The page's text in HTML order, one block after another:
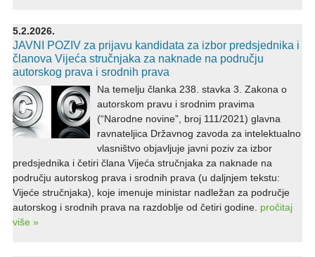
5.2.2026.
JAVNI POZIV za prijavu kandidata za izbor predsjednika i
članova Vijeća stručnjaka za naknade na području
autorskog prava i srodnih prava
Na temelju članka 238. stavka 3. Zakona o
autorskom pravu i srodnim pravima
(“Narodne novine”, broj 111/2021) glavna
ravnateljica Državnog zavoda za intelektualno
vlasništvo objavljuje javni poziv za izbor
predsjednika i četiri člana Vijeća stručnjaka za naknade na
području autorskog prava i srodnih prava (u daljnjem tekstu:
Vijeće stručnjaka), koje imenuje ministar nadležan za područje
autorskog i srodnih prava na razdoblje od četiri godine. pročitaj
više »